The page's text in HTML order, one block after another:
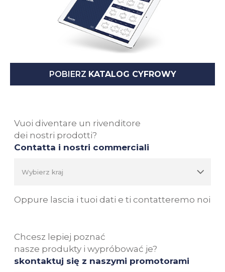
POBIERZ KATALOG CYFROWY
Vuoi diventare un rivenditore
dei nostri prodotti?
Contatta i nostri commerciali
Oppure lascia i tuoi dati e ti contatteremo noi
Chcesz lepiej poznać
nasze produkty i wypróbować je?
skontaktuj się z naszymi promotorami